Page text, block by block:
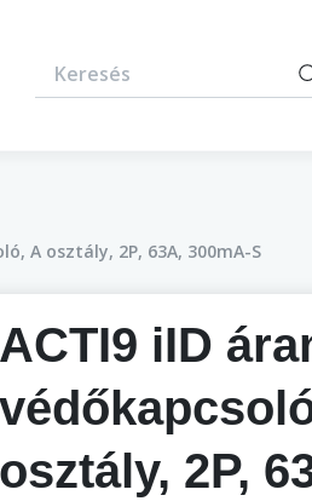
A osztály, 2P, 63A, 300mA-S
ACTI9 iID
osztály, 2P,